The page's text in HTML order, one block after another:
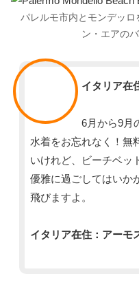
パレルモ市内とモンデッ
ン・エアの
イタリア在
6月から9月
水着をお忘れなく！無
いけれど、ビーチベッ
優雅に過ごしてはいか
飛びますよ。
イタリア在住：アーモ